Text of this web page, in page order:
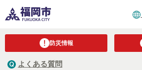
防災情報
よくある質問